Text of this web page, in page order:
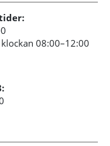
08:00–12:00